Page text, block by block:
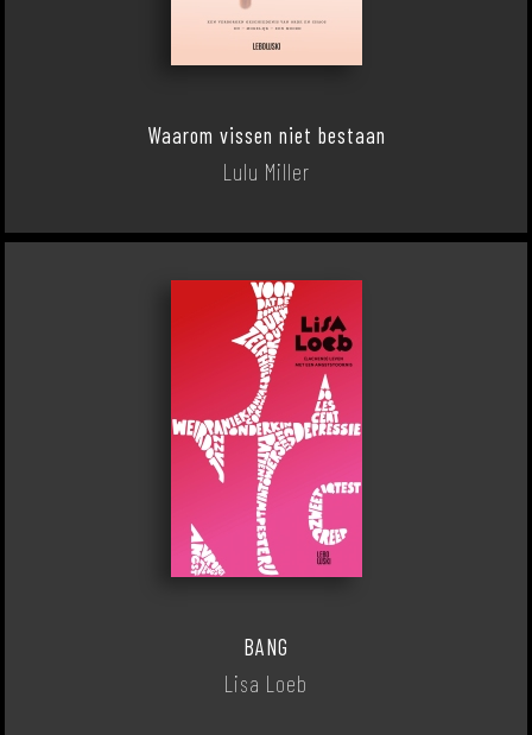
Waarom vissen niet bestaan
Lulu Miller
BANG
Lisa Loeb